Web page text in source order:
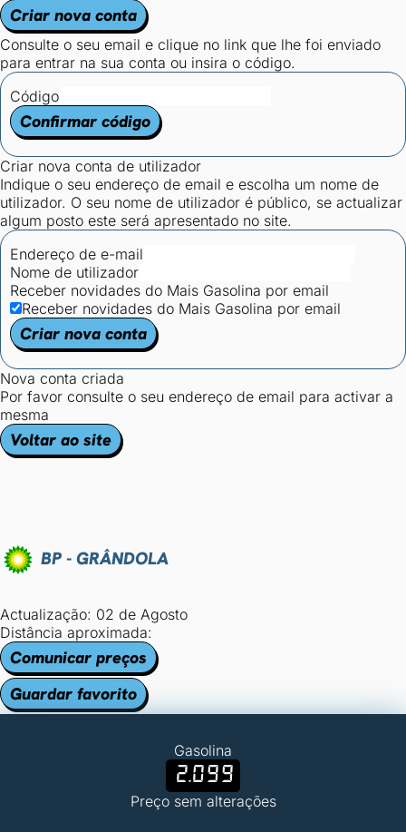
Criar nova conta
Consulte o seu email e clique no link que lhe foi enviado
para entrar na sua conta ou insira o código.
Código
Confirmar código
Criar nova conta de utilizador
Indique o seu endereço de email e escolha um nome de
utilizador. O seu nome de utilizador é público, se actualizar
algum posto este será apresentado no site.
Endereço de e-mail
Nome de utilizador
Receber novidades do Mais Gasolina por email
Receber novidades do Mais Gasolina por email
Criar nova conta
Nova conta criada
Por favor consulte o seu endereço de email para activar a
mesma
Voltar ao site
BP - GRÂNDOLA
Actualização: 02 de Agosto
Distância aproximada:
Comunicar preços
Guardar favorito
Gasolina
2.099
Preço sem alterações